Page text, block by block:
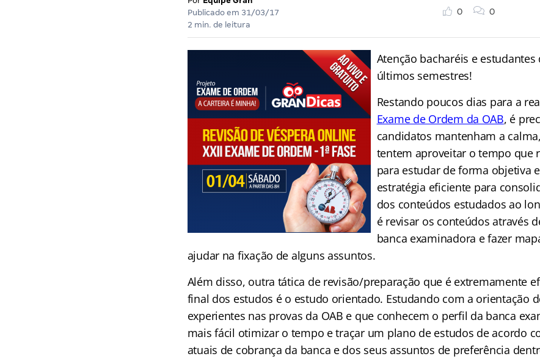
Publicado em 31/03/17
2 min. de leitura
0 0
Atenção bacharéis e estudantes
últimos semestres!
Restando poucos dias para a
Exame de Ordem da OAB, é
candidatos mantenham a
tentem aproveitar o tempo que
para estudar de forma objetiva
estratégia eficiente para
dos conteúdos estudados ao
é revisar os conteúdos através
banca examinadora e fazer
ajudar na fixação de alguns assuntos.
Além disso, outra tática de revisão/preparação que é extremamente
final dos estudos é o estudo orientado. Estudando com a orientação
experientes nas provas da OAB e que conhecem o perfil da banca
mais fácil otimizar o tempo e traçar um plano de estudos de acordo
atuais de cobrança da banca e dos seus assuntos de preferência